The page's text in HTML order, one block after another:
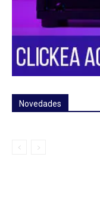
Novedades